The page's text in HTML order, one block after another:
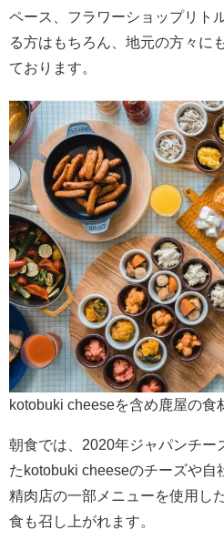
ペース、フラワーショップリト
る方はもちろん、地元の方々に
ております。
kotobuki cheeseを含め鹿屋の食
朝食では、2020年ジャパンチー
たkotobuki cheeseのチーズや自
精肉店の一部メニューを使用し
食も召し上がれます。